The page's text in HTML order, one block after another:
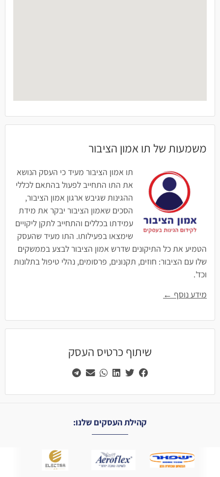
משמעות של תו אמון הציבור
תו אמון הציבור מעיד כי העסק הנושא
את התו התחייב לפעול בהתאם לכללי
ההגינות שגיבש ארגון אמון הציבור,
הסכים שאמון הציבור יבקר את מידת
עמידתו בכללים והתחייב לתקן ליקויים
שימצאו בפעילותו. התו מעיד שהעסק
הטמיע את כל התיקונים שדרש אמון הציבור לבצע בממשקים
שלו עם הציבור: חוזים, תקנונים, פרסומים, נהלי טיפול בתלונות
וכד'.
מידע נוסף ←
שיתוף כרטיס העסק
קהילת העסקים שלנו: